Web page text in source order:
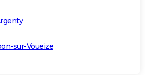
sur-Voueize